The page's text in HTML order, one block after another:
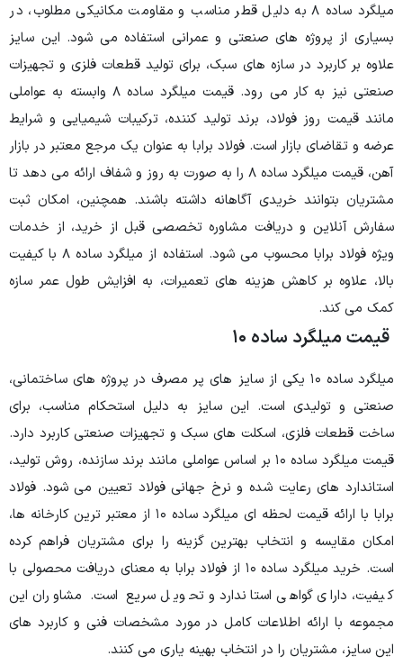
۸ به دلیل قطر مناسب و مقاومت مکانیکی مطلوب، در
و عمرانی استفاده می شود. این سایز
های سبک، برای تولید قطعات فلزی و تجهیزات
صنعتی نیز به کار می رود. قیمت میلگرد ساده ۸ وابسته به عواملی
تولید کننده، ترکیبات شیمیایی و شرایط
برابا به عنوان یک مرجع معتبر در بازار
آهن، قیمت میلگرد ساده ۸ را به صورت به روز و شفاف ارائه می دهد تا
آگاهانه داشته باشند. همچنین، امکان ثبت
مشاوره تخصصی قبل از خرید، از خدمات
ویژه فولاد برابا محسوب می شود. استفاده از میلگرد ساده ۸ با کیفیت
های تعمیرات، به افزایش طول عمر سازه
۱۰ یکی از سایز های پر مصرف در پروژه های ساختمانی،
سایز به دلیل استحکام مناسب، برای
های سبک و تجهیزات صنعتی کاربرد دارد.
میلگرد ساده ۱۰ بر اساس عواملی مانند برند سازنده، روش تولید،
و نرخ جهانی فولاد تعیین می شود. فولاد
برابا با ارائه قیمت لحظه ای میلگرد ساده ۱۰ از معتبر ترین کارخانه ها،
گزینه را برای مشتریان فراهم کرده
است. خرید میلگرد ساده ۱۰ از فولاد برابا به معنای دریافت محصولی با
و تحویل سریع است. مشاوران این
کامل در مورد مشخصات فنی و کاربرد های
بهینه یاری می کنند.